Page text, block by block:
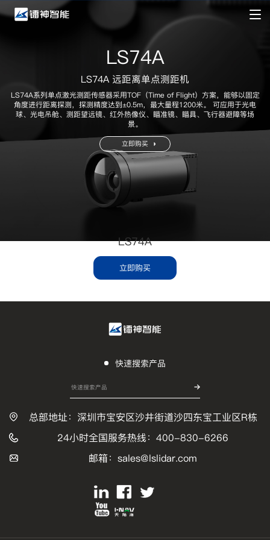
LS74A
LS74A 远距离单点测距机
LS74A系列单点激光测距传感器采用TOF（Time of Flight）方案，能够以固定
角度进行距离探测，探测精度达到±0.5m，最大量程1200米。
可应用于光电
球、光电吊舱、测距望远镜、红外热像仪、瞄准镜、瞄具、飞行器避障等场
景。
立即购买
LS74A
立即购买
快速搜索产品
总部地址：深圳市宝安区沙井街道沙四东宝工业区R栋
24小时全国服务热线：400-830-6266
邮箱：sales@lslidar.com